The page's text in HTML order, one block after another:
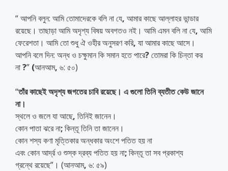
“ আপনি বলুন: আমি তোমাদেরকে বলি না যে, আমার কাছে আল্লাহর ভান্ডার
রয়েছে। তাছাড়া আমি অদৃশ্য বিষয় অবগতও নই। আমি এমন বলি না যে, আমি
ফেরেশতা। আমি তো শুধু ঐ ওহীর অনুসরণ করি, যা আমার কাছে আসে।
আপনি বলে দিন: অন্ধ ও চক্ষুমান কি সমান হতে পারে?তোমরা কি চিন্তা কর
না?” (আনআম, ৬: ৫০)
“তাঁরকাছেইঅদৃশ্যজগতেরচাবিরয়েছে। এগুলোতিনিব্যতীতকেউজানে
না।
স্থলে ও জলে যা আছে, তিনিই জানেন।
কোন পাতা ঝরে না;কিন্তূ তিনি তা জানেন।
কোন শস্য কণা মৃত্তিকার অন্ধকার অংশে পতিত হয় না
এবং কোন আর্দ্র ও শুস্ক দ্রব্য পতিত হয় না;কিন্তূ তা সব প্রকাশ্য
গ্রন্থেরয়েছে”। (আনআম, ৬: ৫৯)